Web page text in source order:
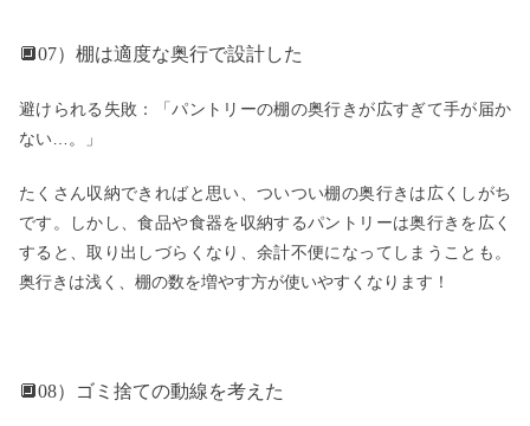
🔲07）棚は適度な奥行で設計した
避けられる失敗：「パントリーの棚の奥行きが広すぎて手が届か
ない…。」
たくさん収納できればと思い、ついつい棚の奥行きは広くしがち
です。しかし、食品や食器を収納するパントリーは奥行きを広く
すると、取り出しづらくなり、余計不便になってしまうことも。
奥行きは浅く、棚の数を増やす方が使いやすくなります！
🔲08）ゴミ捨ての動線を考えた